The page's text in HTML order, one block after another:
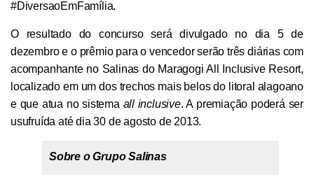
#DiversaoEmFamília.
O resultado do concurso será divulgado no dia 5 de
dezembro e o prêmio para o vencedor serão três diárias com
acompanhante no Salinas do Maragogi All Inclusive Resort,
localizado em um dos trechos mais belos do litoral alagoano
e que atua no sistema all inclusive. A premiação poderá ser
usufruída até dia 30 de agosto de 2013.
Sobre o Grupo Salinas